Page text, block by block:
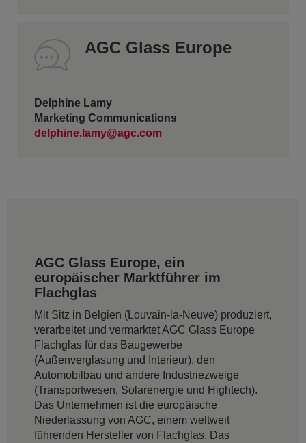
AGC Glass Europe
Delphine Lamy
Marketing Communications
delphine.lamy@agc.com
AGC Glass Europe, ein
europäischer Marktführer im
Flachglas
Mit Sitz in Belgien (Louvain-la-Neuve) produziert,
verarbeitet und vermarktet AGC Glass Europe
Flachglas für das Baugewerbe
(Außenverglasung und Interieur), den
Automobilbau und andere Industriezweige
(Transportwesen, Solarenergie und Hightech).
Das Unternehmen ist die europäische
Niederlassung von AGC, einem weltweit
führenden Hersteller von Flachglas. Das